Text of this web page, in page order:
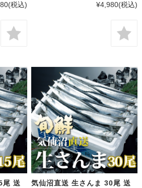
(税込)
¥4,980(税込)
尾 送
気仙沼直送 生さんま 30尾 送